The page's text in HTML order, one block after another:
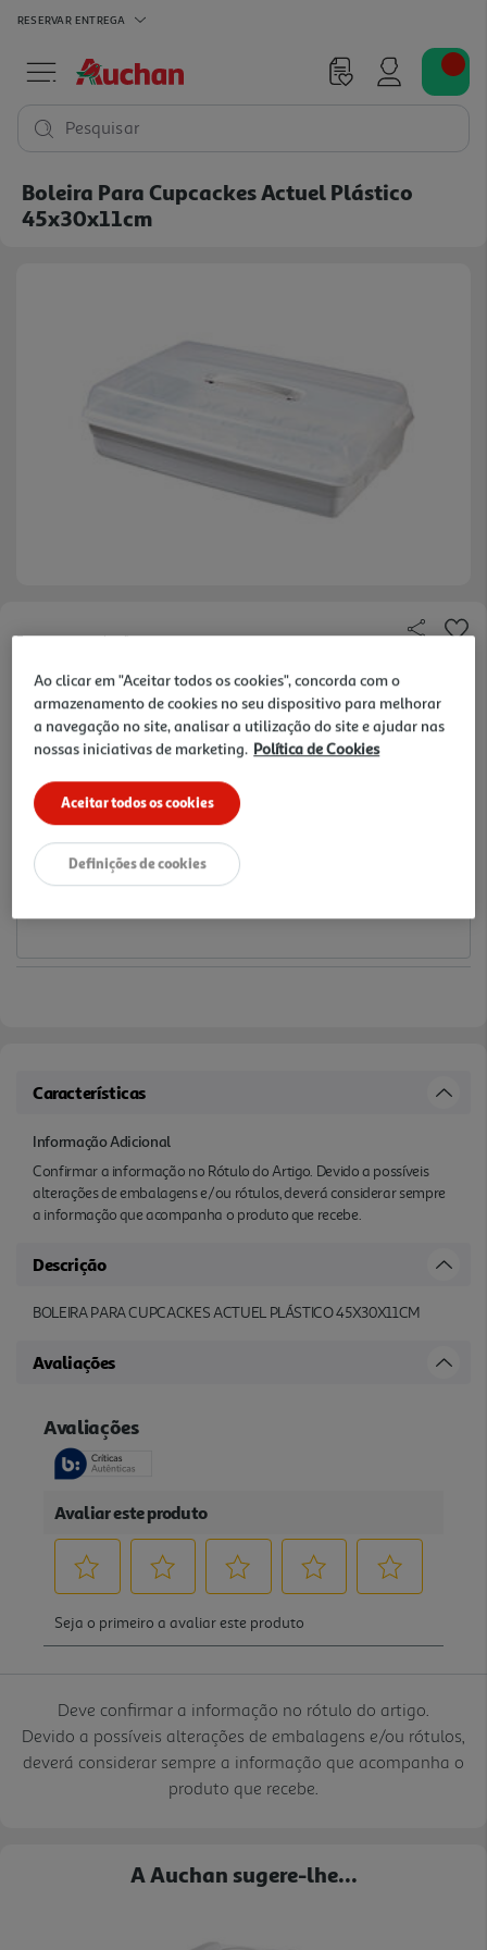
RESERVAR ENTREGA
Pesquisar
Boleira Para Cupcackes Actuel Plástico
45x30x11cm
Faça a sua avaliação
16.99 €/un
16,99 €
Notas de preparação
Características
Informação Adicional
Confirmar a informação no Rótulo do Artigo. Devido a possíveis
alterações de embalagens e/ou rótulos, deverá considerar sempre
a informação que acompanha o produto que recebe.
Descrição
BOLEIRA PARA CUPCACKES ACTUEL PLÁSTICO 45X30X11CM
Avaliações
Deve confirmar a informação no rótulo do artigo.
Devido a possíveis alterações de embalagens e/ou rótulos,
deverá considerar sempre a informação que acompanha o
produto que recebe.
A Auchan sugere-lhe...
Ao clicar em "Aceitar todos os cookies", concorda com o
armazenamento de cookies no seu dispositivo para melhorar
a navegação no site, analisar a utilização do site e ajudar nas
nossas iniciativas de marketing. Política de Cookies
Aceitar todos os cookies
Definições de cookies